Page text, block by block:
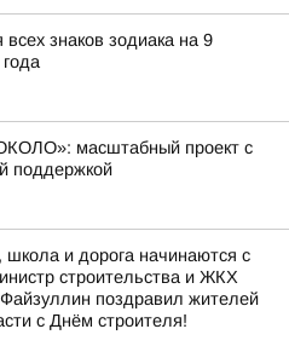
всех знаков зодиака на 9
масштабный проект с
поддержкой
и дорога начинаются с
строительства и ЖКХ
поздравил жителей
с Днём строителя!